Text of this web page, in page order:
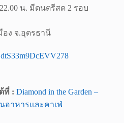
น. มีดนตรีสด 2 รอบ
อง จ.อุดรธานี
ที่ : Diamond in the Garden –
อาหารและคาเฟ่